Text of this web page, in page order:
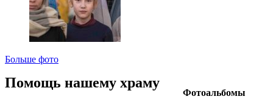
Больше фото
Фотоальбомы
Помощь нашему храму